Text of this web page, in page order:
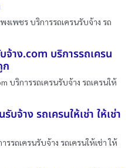
งเพชร บริการรถเครนรับจ้าง รถ
จ้าง.com บริการรถเครน
ก
บริการรถเครนรับจ้าง รถเครนให้
บจ้าง รถเครนให้เช่า ให้เช่า
รรถเครนรับจ้าง รถเครนให้เช่า ให้